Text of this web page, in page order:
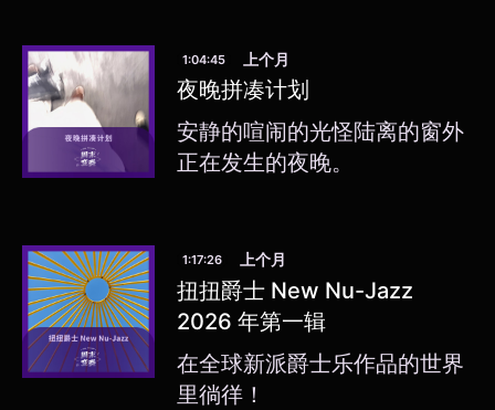
1:04:45 上个月
夜晚拼凑计划
安静的喧闹的光怪陆离的窗外
正在发生的夜晚。
1:17:26 上个月
扭扭爵士 New Nu-Jazz
2026 年第一辑
在全球新派爵士乐作品的世界
里徜徉！